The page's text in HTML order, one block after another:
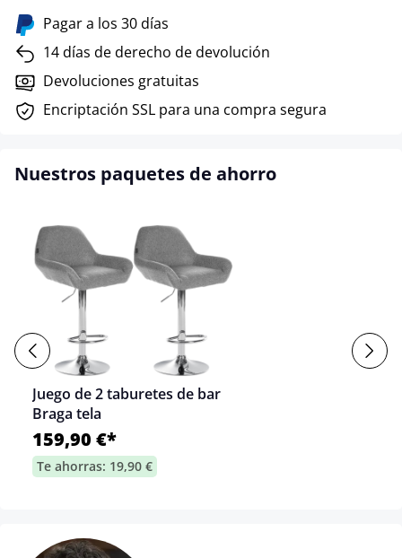
Pagar a los 30 días
14 días de derecho de devolución
Devoluciones gratuitas
Encriptación SSL para una compra segura
Nuestros paquetes de ahorro
Juego de 2 taburetes de bar
Braga tela
159,90 €*
Te ahorras: 19,90 €